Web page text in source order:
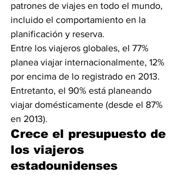
patrones de viajes en todo el mundo,
incluido el comportamiento en la
planificación y reserva.
Entre los viajeros globales, el 77%
planea viajar internacionalmente, 12%
por encima de lo registrado en 2013.
Entretanto, el 90% está planeando
viajar domésticamente (desde el 87%
en 2013).
Crece el presupuesto de
los viajeros
estadounidenses